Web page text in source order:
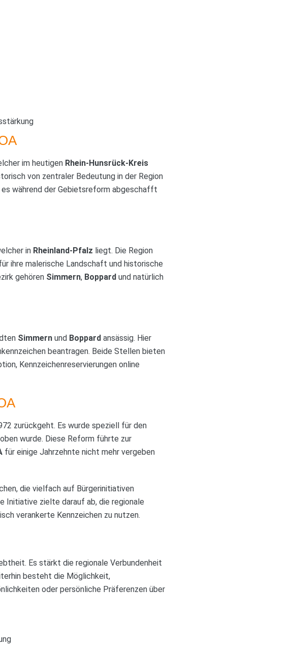
im heutigen Rhein-Hunsrück-Kreis
von zentraler Bedeutung in der Region
es während der Gebietsreform abgeschafft
in Rheinland-Pfalz liegt. Die Region
ihre malerische Landschaft und historische
gehören Simmern, Boppard und natürlich
Simmern und Boppard ansässig. Hier
beantragen. Beide Stellen bieten
Kennzeichenreservierungen online
zurückgeht. Es wurde speziell für den
wurde. Diese Reform führte zur
für einige Jahrzehnte nicht mehr vergeben
die vielfach auf Bürgerinitiativen
Initiative zielte darauf ab, die regionale
verankerte Kennzeichen zu nutzen.
Es stärkt die regionale Verbundenheit
besteht die Möglichkeit,
oder persönliche Präferenzen über